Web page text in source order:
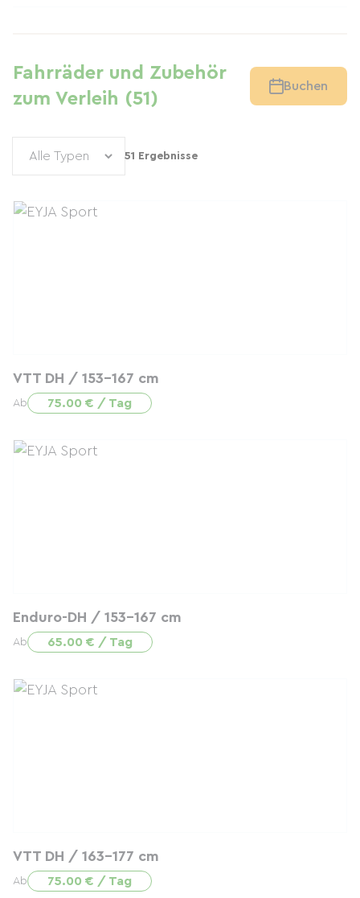
Fahrräder und Zubehör
zum Verleih (51)
Buchen
51 Ergebnisse
VTT DH / 153-167 cm
Ab 75.00 € / Tag
Enduro-DH / 153-167 cm
Ab 65.00 € / Tag
VTT DH / 163-177 cm
Ab 75.00 € / Tag